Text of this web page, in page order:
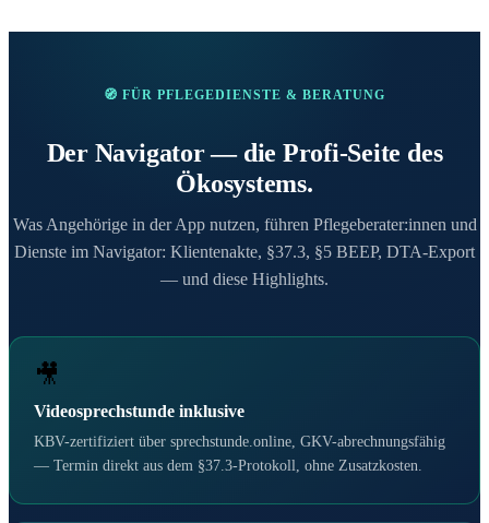
🧭 FÜR PFLEGEDIENSTE & BERATUNG
Der Navigator — die Profi-Seite des
Ökosystems.
Was Angehörige in der App nutzen, führen Pflegeberater:innen und
Dienste im Navigator: Klientenakte, §37.3, §5 BEEP, DTA-Export
— und diese Highlights.
🎥
Videosprechstunde inklusive
KBV-zertifiziert über sprechstunde.online, GKV-abrechnungsfähig
— Termin direkt aus dem §37.3-Protokoll, ohne Zusatzkosten.